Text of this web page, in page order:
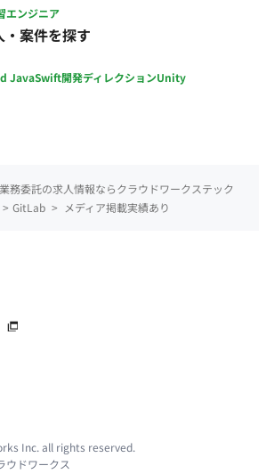
エンジニア
案件を探す
JavaSwift開発ディレクションUnity
務委託の求人情報ならクラウドワークステック
> GitLab > メディア掲載実績あり
Inc. all rights reserved.
ウドワークス